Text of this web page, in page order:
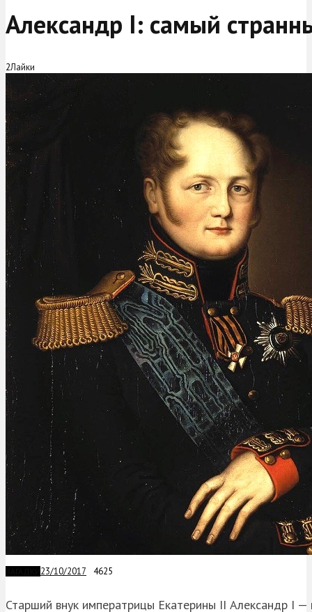
Александр I: самый
2Лайки
23/10/2017 4625
Старший внук императрицы Екатерины II Александр I —